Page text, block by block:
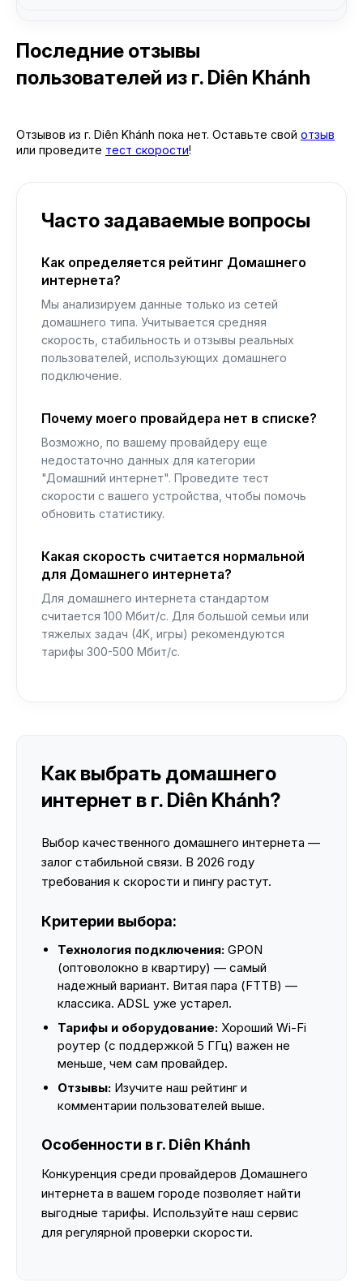
Последние отзывы
пользователей из г. Diên Khánh
Отзывов из г. Diên Khánh пока нет. Оставьте свой отзыв
или проведите тест скорости!
Часто задаваемые вопросы
Как определяется рейтинг Домашнего
интернета?
Мы анализируем данные только из сетей
домашнего типа. Учитывается средняя
скорость, стабильность и отзывы реальных
пользователей, использующих домашнего
подключение.
Почему моего провайдера нет в списке?
Возможно, по вашему провайдеру еще
недостаточно данных для категории
"Домашний интернет". Проведите тест
скорости с вашего устройства, чтобы помочь
обновить статистику.
Какая скорость считается нормальной
для Домашнего интернета?
Для домашнего интернета стандартом
считается 100 Мбит/с. Для большой семьи или
тяжелых задач (4K, игры) рекомендуются
тарифы 300-500 Мбит/с.
Как выбрать домашнего
интернет в г. Diên Khánh?
Выбор качественного домашнего интернета —
залог стабильной связи. В 2026 году
требования к скорости и пингу растут.
Критерии выбора:
Технология подключения: GPON
(оптоволокно в квартиру) — самый
надежный вариант. Витая пара (FTTB) —
классика. ADSL уже устарел.
Тарифы и оборудование: Хороший Wi-Fi
роутер (с поддержкой 5 ГГц) важен не
меньше, чем сам провайдер.
Отзывы: Изучите наш рейтинг и
комментарии пользователей выше.
Особенности в г. Diên Khánh
Конкуренция среди провайдеров Домашнего
интернета в вашем городе позволяет найти
выгодные тарифы. Используйте наш сервис
для регулярной проверки скорости.